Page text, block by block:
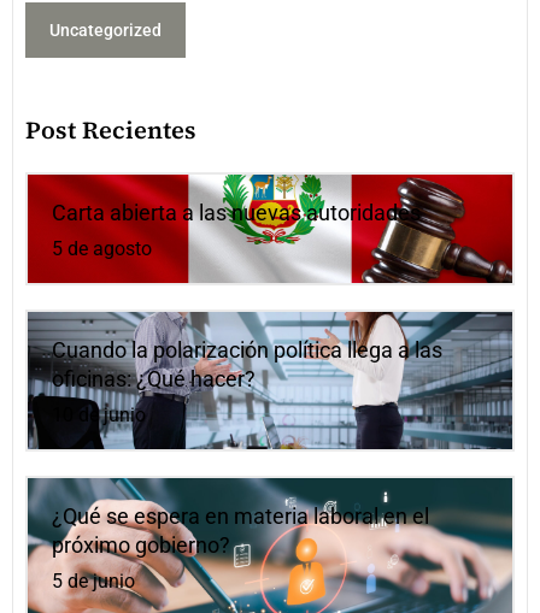
Uncategorized
Post Recientes
Carta abierta a las nuevas autoridades
5 de agosto
Cuando la polarización política llega a las
oficinas: ¿Qué hacer?
10 de junio
¿Qué se espera en materia laboral en el
próximo gobierno?
5 de junio